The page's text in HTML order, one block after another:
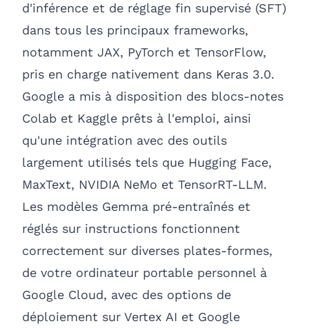
d'inférence et de réglage fin supervisé (SFT)
dans tous les principaux frameworks,
notamment JAX, PyTorch et TensorFlow,
pris en charge nativement dans Keras 3.0.
Google a mis à disposition des blocs-notes
Colab et Kaggle prêts à l'emploi, ainsi
qu'une intégration avec des outils
largement utilisés tels que Hugging Face,
MaxText, NVIDIA NeMo et TensorRT-LLM.
Les modèles Gemma pré-entraînés et
réglés sur instructions fonctionnent
correctement sur diverses plates-formes,
de votre ordinateur portable personnel à
Google Cloud, avec des options de
déploiement sur Vertex AI et Google